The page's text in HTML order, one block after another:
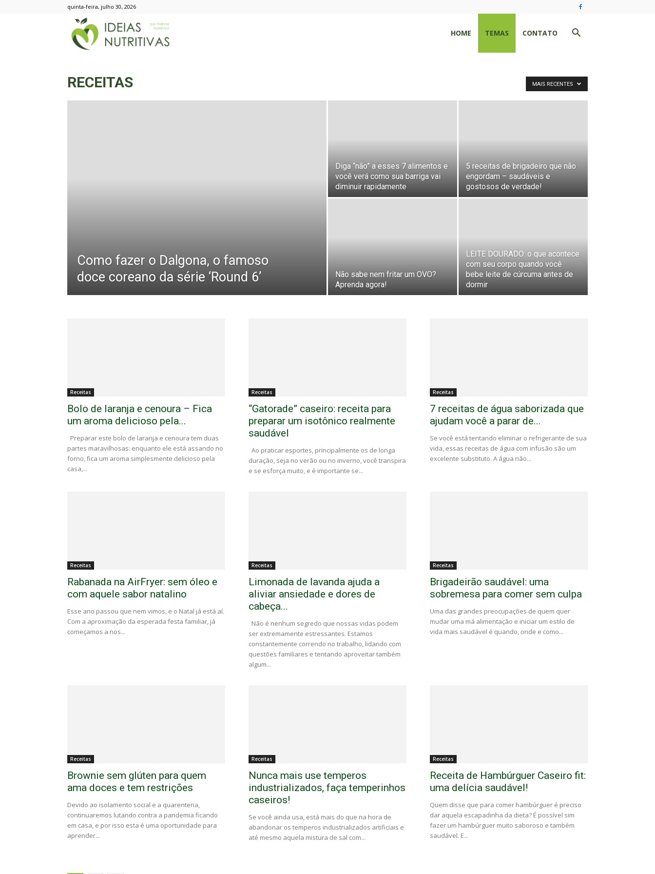
quinta-feira, julho 30, 2026
HOME TEMAS CONTATO
RECEITAS MAIS RECENTES
Como fazer o Dalgona, o famoso
doce coreano da série ‘Round 6’
Diga “não” a esses 7 alimentos e
você verá como sua barriga vai
diminuir rapidamente
5 receitas de brigadeiro que não
engordam – saudáveis e
gostosos de verdade!
Não sabe nem fritar um OVO?
Aprenda agora!
LEITE DOURADO: o que acontece
com seu corpo quando você
bebe leite de cúrcuma antes de
dormir
Receitas
Bolo de laranja e cenoura – Fica
um aroma delicioso pela...
Preparar este bolo de laranja e cenoura tem duas
partes maravilhosas: enquanto ele está assando no
forno, fica um aroma simplesmente delicioso pela
casa,...
Receitas
“Gatorade” caseiro: receita para
preparar um isotônico realmente
saudável
Ao praticar esportes, principalmente os de longa
duração, seja no verão ou no inverno, você transpira
e se esforça muito, e é importante se...
Receitas
7 receitas de água saborizada que
ajudam você a parar de...
Se você está tentando eliminar o refrigerante de sua
vida, essas receitas de água com infusão são um
excelente substituto. A água não...
Receitas
Rabanada na AirFryer: sem óleo e
com aquele sabor natalino
Esse ano passou que nem vimos, e o Natal já está aí.
Com a aproximação da esperada festa familiar, já
começamos a nos...
Receitas
Limonada de lavanda ajuda a
aliviar ansiedade e dores de
cabeça...
Não é nenhum segredo que nossas vidas podem
ser extremamente estressantes. Estamos
constantemente correndo no trabalho, lidando com
questões familiares e tentando aproveitar também
algum...
Receitas
Brigadeirão saudável: uma
sobremesa para comer sem culpa
Uma das grandes preocupações de quem quer
mudar uma má alimentação e iniciar um estilo de
vida mais saudável é quando, onde e como...
Receitas
Brownie sem glúten para quem
ama doces e tem restrições
Devido ao isolamento social e a quarentena,
continuaremos lutando contra a pandemia ficando
em casa, e por isso esta é uma oportunidade para
aprender...
Receitas
Nunca mais use temperos
industrializados, faça temperinhos
caseiros!
Se você ainda usa, está mais do que na hora de
abandonar os temperos industrializados artificiais e
até mesmo aquela mistura de sal com...
Receitas
Receita de Hambúrguer Caseiro fit:
uma delícia saudável!
Quem disse que para comer hambúrguer é preciso
dar aquela escapadinha da dieta? É possível sim
fazer um hambúrguer muito saboroso e também
saudável. E...